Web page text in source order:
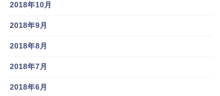
2018年10月
2018年9月
2018年8月
2018年7月
2018年6月